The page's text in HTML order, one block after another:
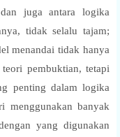
juga antara logika
tidak selalu tajam;
menandai tidak hanya
pembuktian, tetapi
penting dalam logika
menggunakan banyak
yang digunakan